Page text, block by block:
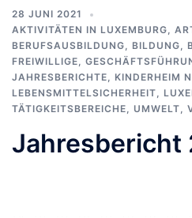
28 JUNI 2021
AKTIVITÄTEN IN LUXEMBURG,
BERUFSAUSBILDUNG, BILDUNG,
FREIWILLIGE,
JAHRESBERICHTE, KINDERHEIM
LEBENSMITTELSICHERHEIT,
TÄTIGKEITSBEREICHE, UMWELT,
Jahresbericht